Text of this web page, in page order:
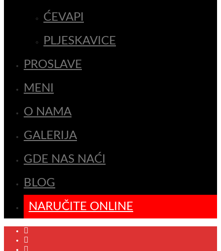
ĆEVAPI
PLJESKAVICE
PROSLAVE
MENI
O NAMA
GALERIJA
GDE NAS NAĆI
BLOG
NARUČITE ONLINE